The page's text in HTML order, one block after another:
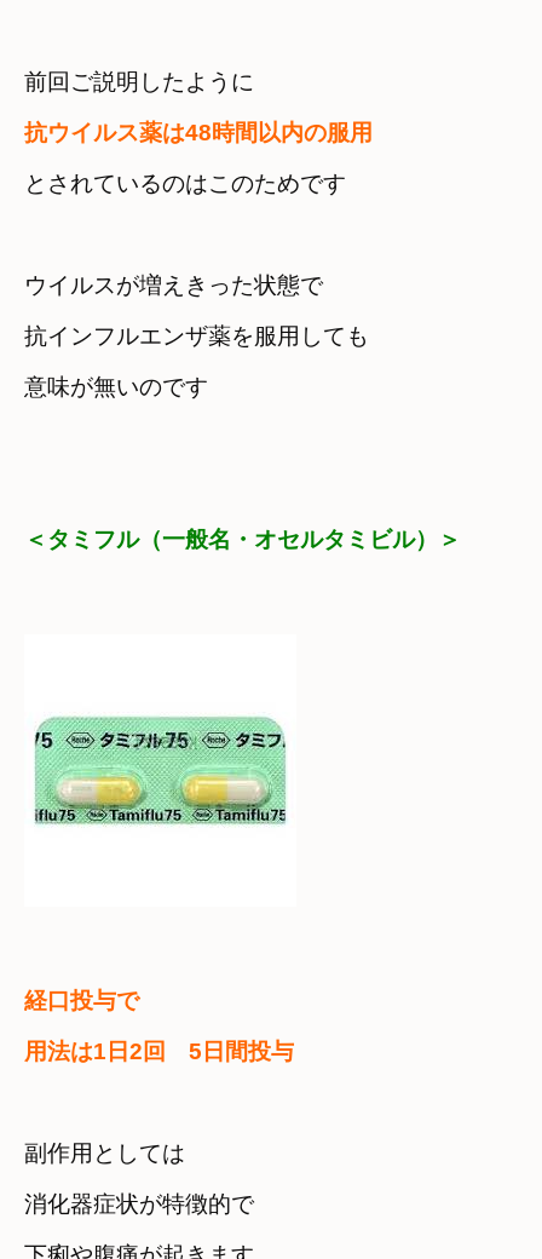
前回ご説明したように
抗ウイルス薬は48時間以内の服用
とされているのはこのためです
ウイルスが増えきった状態で
抗インフルエンザ薬を服用しても
意味が無いのです
＜タミフル（一般名・オセルタミビル）＞
経口投与で
用法は1日2回　5日間投与
副作用としては
消化器症状が特徴的で